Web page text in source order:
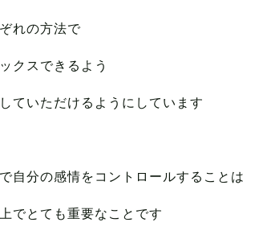
れの方法で
クスできるよう
ていただけるようにしています
自分の感情をコントロールすることは
でとても重要なことです